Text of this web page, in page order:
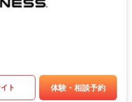
ト 体験・相談予約